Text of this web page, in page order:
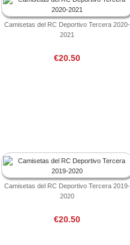
Camisetas del RC Deportivo Tercera 2020-
2021
€20.50
Camisetas del RC Deportivo Tercera 2019-
2020
€20.50